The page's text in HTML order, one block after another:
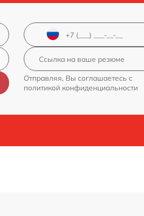
Отправляя, Вы соглашаетесь с
политикой конфиденциальности